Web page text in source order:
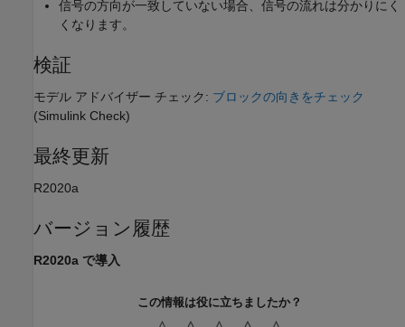
信号の方向が一致していない場合、信号の流れは分かりにく
くなります。
検証
モデル アドバイザー チェック: ブロックの向きをチェック
(Simulink Check)
最終更新
R2020a
バージョン履歴
R2020a で導入
この情報は役に立ちましたか？